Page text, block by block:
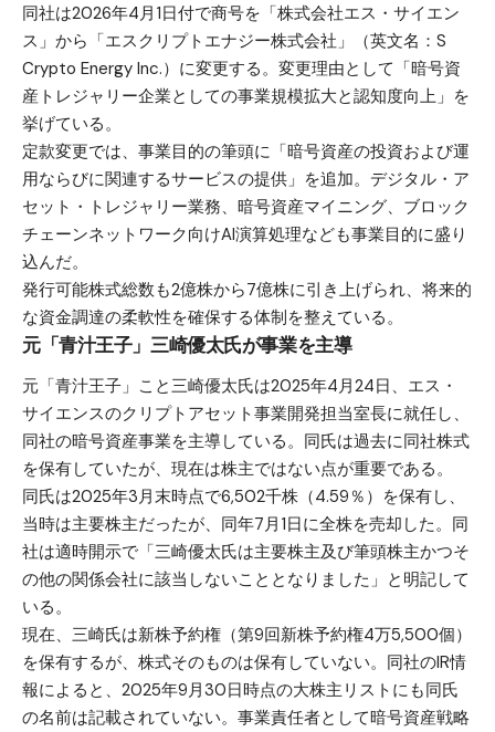
同社は2026年4月1日付で商号を「株式会社エス・サイエン
ス」から「エスクリプトエナジー株式会社」（英文名：S
Crypto Energy Inc.）に変更する。変更理由として「暗号資
産トレジャリー企業としての事業規模拡大と認知度向上」を
挙げている。
定款変更では、事業目的の筆頭に「暗号資産の投資および運
用ならびに関連するサービスの提供」を追加。デジタル・ア
セット・トレジャリー業務、暗号資産マイニング、ブロック
チェーンネットワーク向けAI演算処理なども事業目的に盛り
込んだ。
発行可能株式総数も2億株から7億株に引き上げられ、将来的
な資金調達の柔軟性を確保する体制を整えている。
元「青汁王子」三崎優太氏が事業を主導
元「青汁王子」こと三崎優太氏は2025年4月24日、エス・
サイエンスのクリプトアセット事業開発担当室長に就任し、
同社の暗号資産事業を主導している。同氏は過去に同社株式
を保有していたが、現在は株主ではない点が重要である。
同氏は2025年3月末時点で6,502千株（4.59％）を保有し、
当時は主要株主だったが、同年7月1日に全株を売却した。同
社は適時開示で「三崎優太氏は主要株主及び筆頭株主かつそ
の他の関係会社に該当しないこととなりました」と明記して
いる。
現在、三崎氏は新株予約権（第9回新株予約権4万5,500個）
を保有するが、株式そのものは保有していない。同社のIR情
報によると、2025年9月30日時点の大株主リストにも同氏
の名前は記載されていない。事業責任者として暗号資産戦略